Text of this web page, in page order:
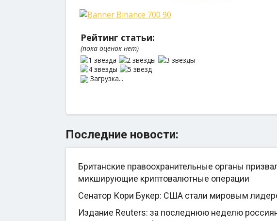
Рейтинг статьи:
(пока оценок нет)
Загрузка...
Последние новости:
Британские правоохранительные органы
микширующие криптовалютные операции
Сенатор Кори Букер: США стали мировым
Издание Reuters: за последнюю неделю